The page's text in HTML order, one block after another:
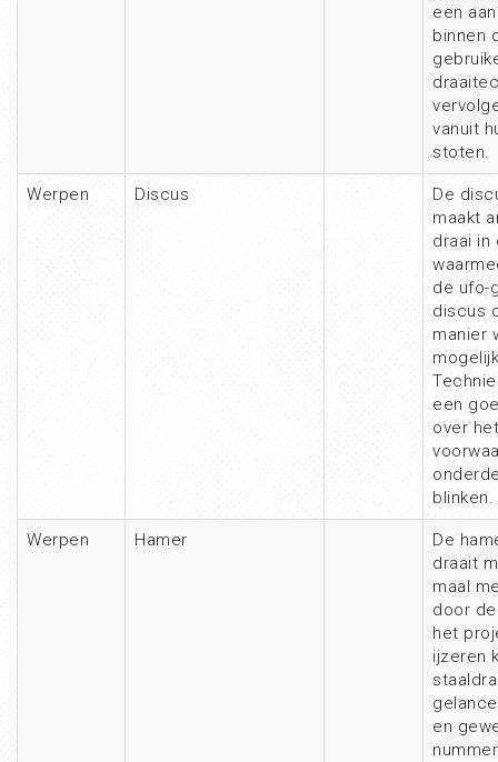
een
binnen
vanuit
stoten.
Werpen Discus
De
maakt
draai in
de ufo-
discus
manier
een
over
blinken.
Werpen Hamer
De
draait
maal
door
het
ijzeren
en